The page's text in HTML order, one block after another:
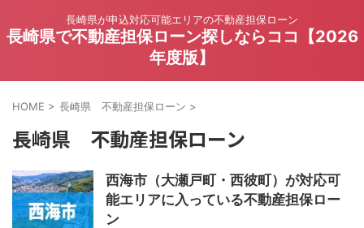
長崎県が申込対応可能エリアの不動産担保ローン
長崎県で不動産担保ローン探しならココ【2026
年度版】
HOME > 長崎県 不動産担保ローン >
長崎県 不動産担保ローン
西海市（大瀬戸町・西彼町）が対応可
能エリアに入っている不動産担保ロー
ン